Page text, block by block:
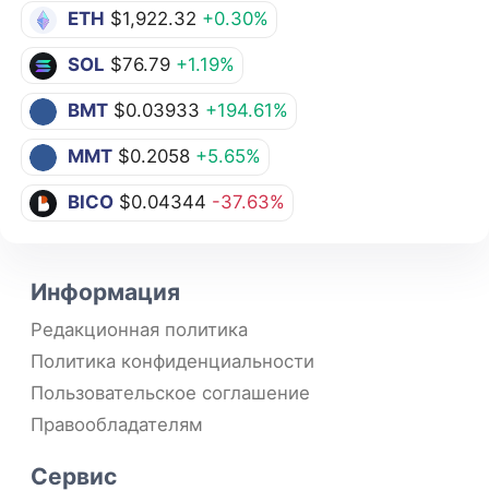
ETH $1,922.32 +0.30%
SOL $76.79 +1.19%
BMT $0.03933 +194.61%
MMT $0.2058 +5.65%
BICO $0.04344 -37.63%
Информация
Редакционная политика
Политика конфиденциальности
Пользовательское соглашение
Правообладателям
Сервис